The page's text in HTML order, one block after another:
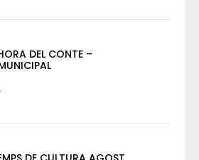
DEL CONTE –